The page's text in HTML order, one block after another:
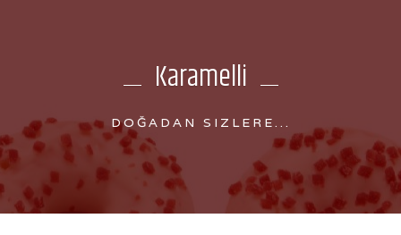
Karamelli
DOĞADAN SIZLERE...